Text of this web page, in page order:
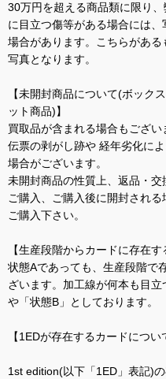
30万円を超える商品類に限り
に目立つ傷等がある場合には
場合があります。こちらがあ
写真となります。
【未開封商品について(ボック
ット商品)】
買取品が含まれる場合もござい
伝票の剥がし跡や 経年劣化に
場合がございます。
未開封商品の性質上、返品・交
ご購入、ご購入後に開封され
ご購入下さい。
【生産段階からカードに存在
状態Aであっても、生産段階で
ざいます。加工線が何本も目立
や「状態B」としております。
【1EDが存在するカードについ
1st edition(以下「1ED」表記)